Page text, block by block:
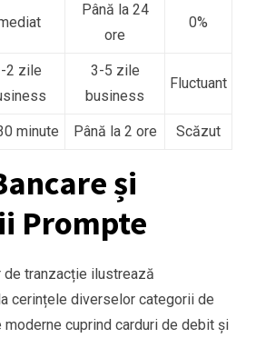
Până la 24
ore
0%
2 zile
3-5 zile
business
Fluctuant
minute Până la 2 ore Scăzut
și
Prompte
tranzacție ilustrează
cerințele diverselor categorii de
cuprind carduri de debit și